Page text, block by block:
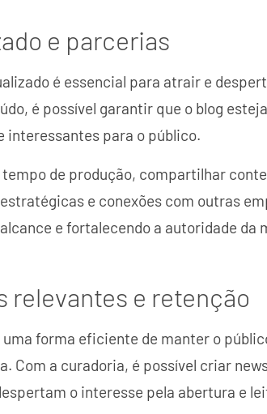
e parcerias
é essencial para atrair e
é possível garantir que o blog
interessantes para o público.
de produção, compartilhar
e conexões com outras
e fortalecendo a autoridade da
relevantes e retenção
forma eficiente de manter o
Com a curadoria, é possível criar
o interesse pela abertura e